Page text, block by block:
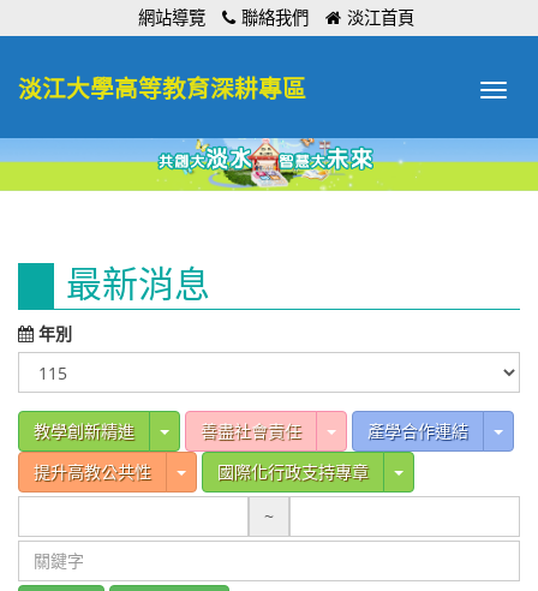
網站導覽 聯絡我們 淡江首頁
Toggle
淡江大學高等教育深耕專區
最新消息
年別
教學創新精進 Toggle Dropdown
善盡社會責任 Toggle Dropdown
產學合作連結
提升高教公共性
Toggle Dropdown
國際化行政支持專章
Toggle
~